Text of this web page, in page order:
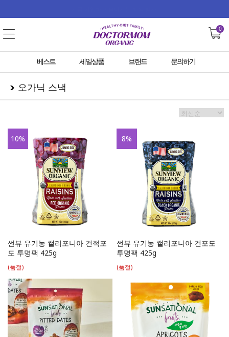
0
베스트 세일상품 브랜드 문의하기
오가닉 스낵
10%
썬뷰 유기농 캘리포니아 건적포
도 투명팩 425g
(품절)
8%
썬뷰 유기농 캘리포니아 건포도
투명팩 425g
(품절)